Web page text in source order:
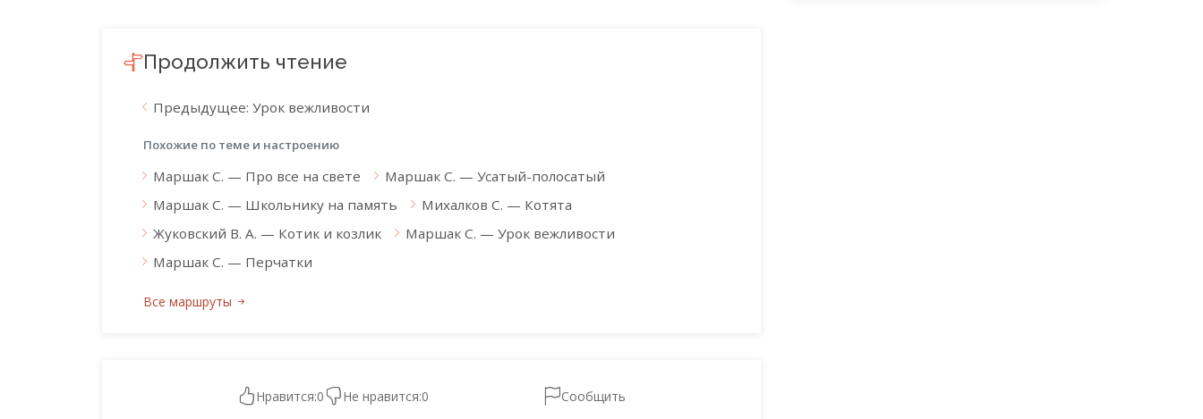
Продолжить чтение
Предыдущее: Урок вежливости
Похожие по теме и настроению
Маршак С. — Про все на свете
Маршак С. — Усатый-полосатый
Маршак С. — Школьнику на память
Михалков С. — Котята
Жуковский В. А. — Котик и козлик
Маршак С. — Урок вежливости
Маршак С. — Перчатки
Все маршруты
Нравится:0 Не нравится:0 Сообщить